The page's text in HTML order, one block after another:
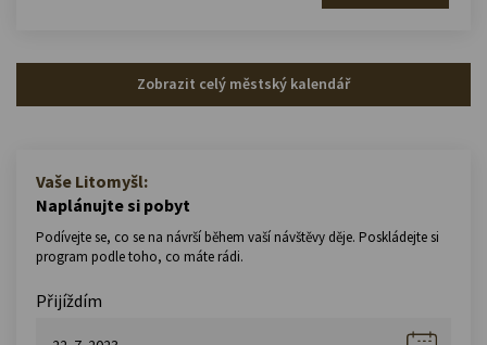
Zobrazit celý městský kalendář
Vaše Litomyšl:
Naplánujte si pobyt
Podívejte se, co se na návrší během vaší návštěvy děje. Poskládejte si
program podle toho, co máte rádi.
Přijíždím